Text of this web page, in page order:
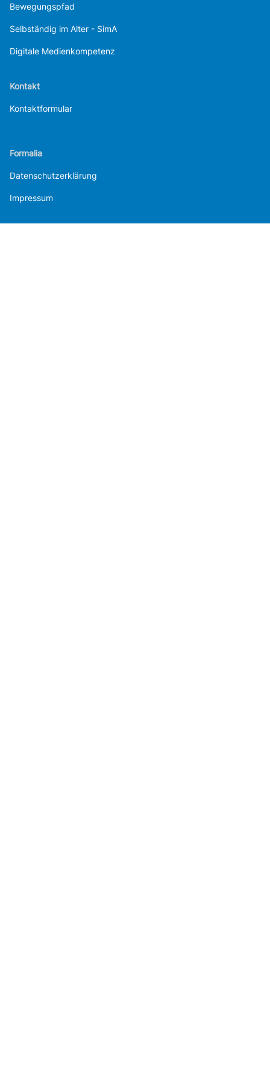
Bewegungspfad
Selbständig im Alter - SimA
Digitale Medienkompetenz
Kontakt
Kontaktformular
Formalia
Datenschutzerklärung
Impressum